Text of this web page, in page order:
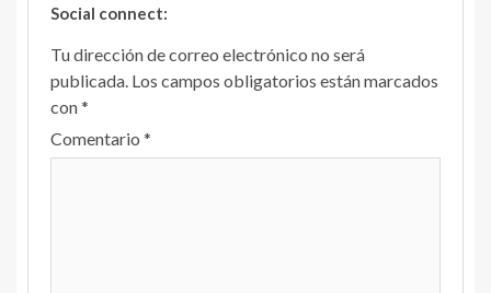
Social connect:
Tu dirección de correo electrónico no será
publicada. Los campos obligatorios están marcados
con*
Comentario *